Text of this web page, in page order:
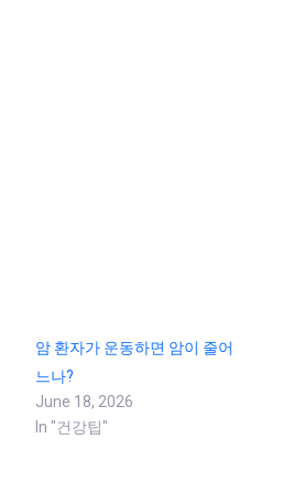
암 환자가 운동하면 암이 줄어
느나?
June 18, 2026
In "건강팁"